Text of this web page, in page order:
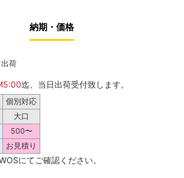
納期・価格
荷
迄、当日出荷受付致します。
個別対応
大口
500〜
お見積り
にてご確認ください。